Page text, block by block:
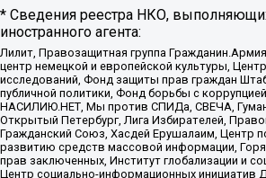
* Сведения реестра НКО,
иностранного агента:
Лилит, Правозащитная группа
центр немецкой и европейской культуры,
исследований, Фонд защиты прав граждан
публичной политики, Фонд борьбы с
НАСИЛИЮ.НЕТ, Мы против СПИДа, СВЕЧА,
Открытый Петербург, Лига Избирателей,
Гражданский Союз, Хасдей Ерушалаим, Центр
развитию средств массовой информации,
прав заключенных, Институт глобализации и
Центр социально-информационных инициатив